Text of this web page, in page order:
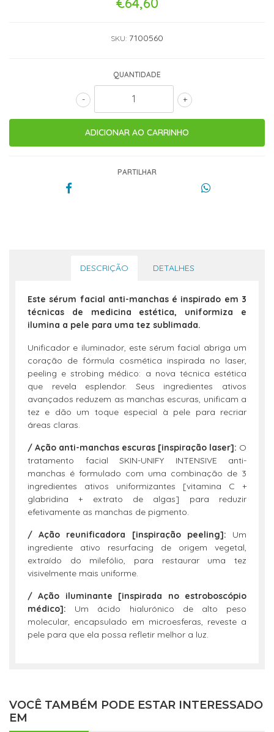
SKU: 7100560
QUANTIDADE
+
-
PARTILHAR
DESCRIÇÃO DETALHES
Este sérum facial anti-manchas é inspirado em 3
técnicas de medicina estética, uniformiza e
ilumina a pele para uma tez sublimada.
Unificador e iluminador, este sérum facial abriga um
coração de fórmula cosmética inspirada no laser,
peeling e strobing médico: a nova técnica estética
que revela esplendor. Seus ingredientes ativos
avançados reduzem as manchas escuras, unificam a
tez e dão um toque especial à pele para recriar
áreas claras.
/ Ação anti-manchas escuras [inspiração laser]: O
tratamento facial SKIN-UNIFY INTENSIVE anti-
manchas é formulado com uma combinação de 3
ingredientes ativos uniformizantes [vitamina C +
glabridina + extrato de algas] para reduzir
efetivamente as manchas de pigmento.
/ Ação reunificadora [inspiração peeling]: Um
ingrediente ativo resurfacing de origem vegetal,
extraído do milefólio, para restaurar uma tez
visivelmente mais uniforme.
/ Ação iluminante [inspirada no estroboscópio
médico]: Um ácido hialurónico de alto peso
molecular, encapsulado em microesferas, reveste a
pele para que ela possa refletir melhor a luz.
VOCÊ TAMBÉM PODE ESTAR INTERESSADO
EM